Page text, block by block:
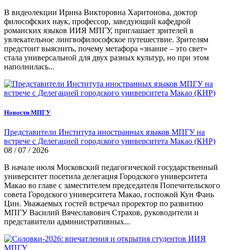
В видеолекции Ирина Викторовна Харитонова, доктор
философских наук, профессор, заведующий кафедрой
романских языков ИИЯ МПГУ, приглашает зрителей в
увлекательное лингвофилософское путешествие. Зрителям
предстоит выяснить, почему метафора «знание – это свет»
стала универсальной для двух разных культур, но при этом
наполнилась...
Новости МПГУ
Представители Института иностранных языков МПГУ на
встрече с Делегацией городского университета Макао (КНР)
08 / 07 / 2026
В начале июля Московский педагогической государственный
университет посетила делегация Городского университета
Макао во главе с заместителем председателя Попечительского
совета Городского университета Макао, госпожой Кун Фань
Цин. Уважаемых гостей встречал проректор по развитию
МПГУ Василий Вячеславович Страхов, руководители и
представители административных...